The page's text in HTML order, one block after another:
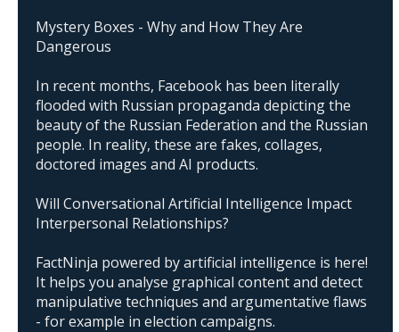
Mystery Boxes - Why and How They Are
Dangerous
In recent months, Facebook has been literally
flooded with Russian propaganda depicting the
beauty of the Russian Federation and the Russian
people. In reality, these are fakes, collages,
doctored images and AI products.
Will Conversational Artificial Intelligence Impact
Interpersonal Relationships?
FactNinja powered by artificial intelligence is here!
It helps you analyse graphical content and detect
manipulative techniques and argumentative flaws
- for example in election campaigns.